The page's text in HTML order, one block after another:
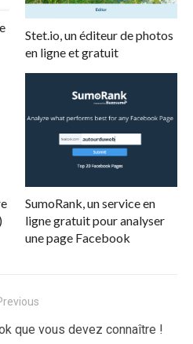
Stet.io, un éditeur de photos
en ligne et gratuit
SumoRank, un service en
ligne gratuit pour analyser
une page Facebook
que vous devez connaître !